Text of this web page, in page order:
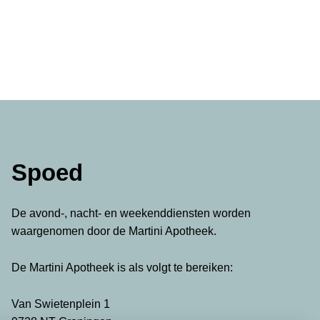
Spoed
De avond-, nacht- en weekenddiensten worden
waargenomen door de Martini Apotheek.
De Martini Apotheek is als volgt te bereiken:
Van Swietenplein 1